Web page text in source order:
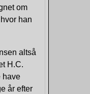
om
han
altså
H.C.
have
år efter